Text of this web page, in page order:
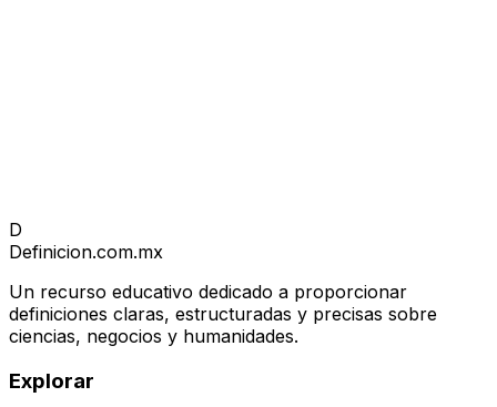
D
Definicion.com.mx
Un recurso educativo dedicado a proporcionar
definiciones claras, estructuradas y precisas sobre
ciencias, negocios y humanidades.
Explorar